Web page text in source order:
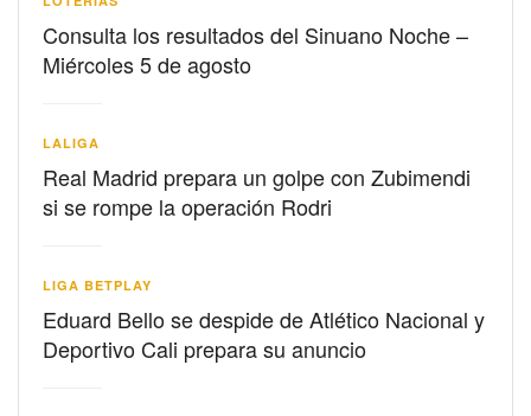
Consulta los resultados del Sinuano Noche –
Miércoles 5 de agosto
LALIGA
Real Madrid prepara un golpe con Zubimendi
si se rompe la operación Rodri
LIGA BETPLAY
Eduard Bello se despide de Atlético Nacional y
Deportivo Cali prepara su anuncio